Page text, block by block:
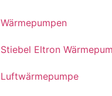
Wärmepumpen
Stiebel Eltron
Luftwärmepumpe